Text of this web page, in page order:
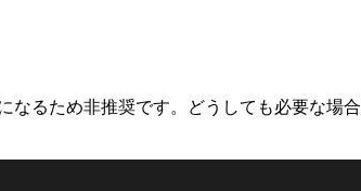
るため非推奨です。どうしても必要な場